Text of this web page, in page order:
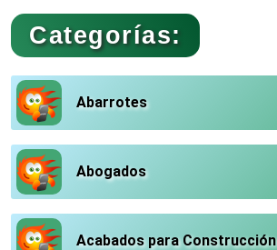
Categorías:
Abarrotes
Abogados
Acabados para Construcción